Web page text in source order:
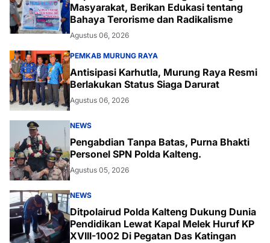
Masyarakat, Berikan Edukasi tentang
Bahaya Terorisme dan Radikalisme
Agustus 06, 2026
PEMKAB MURUNG RAYA
Antisipasi Karhutla, Murung Raya Resmi
Berlakukan Status Siaga Darurat
Agustus 06, 2026
NEWS
Pengabdian Tanpa Batas, Purna Bhakti
Personel SPN Polda Kalteng.
Agustus 05, 2026
NEWS
Ditpolairud Polda Kalteng Dukung Dunia
Pendidikan Lewat Kapal Melek Huruf KP
XVIII-1002 Di Pegatan Das Katingan